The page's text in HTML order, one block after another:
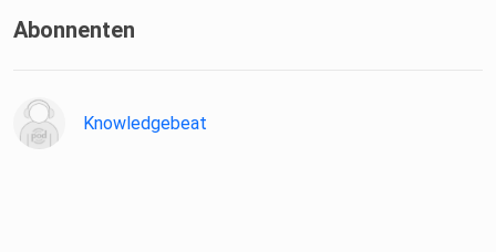
Abonnenten
Knowledgebeat